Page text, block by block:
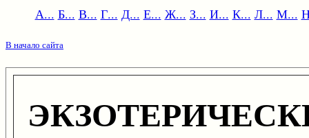
А... Б... В... Г... Д... Е... Ж... З... И... К... Л... М...
В начало сайта